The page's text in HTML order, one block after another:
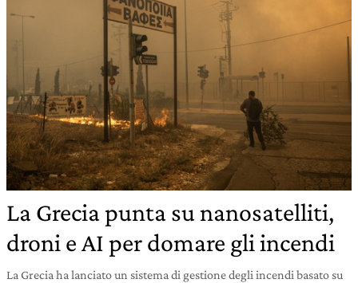
La Grecia punta su nanosatelliti,
droni e AI per domare gli incendi
La Grecia ha lanciato un sistema di gestione degli incendi basato su